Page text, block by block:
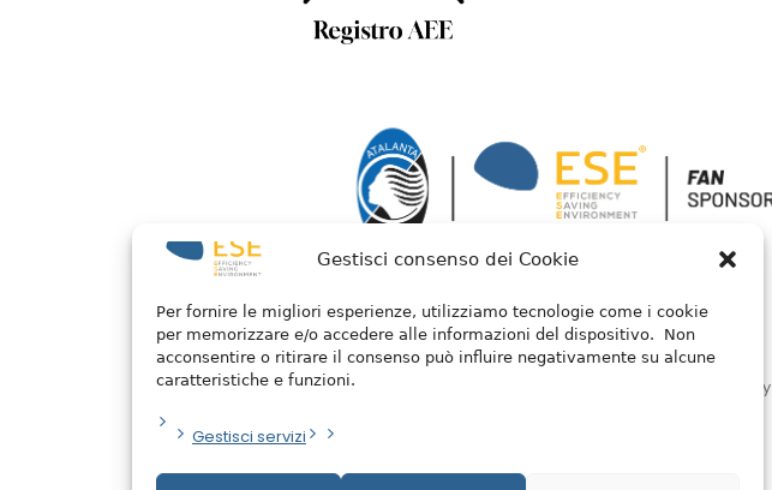
Gestisci consenso dei Cookie
Per fornire le migliori esperienze, utilizziamo tecnologie come i cookie
per memorizzare e/o accedere alle informazioni del dispositivo. Non
acconsentire o ritirare il consenso può influire negativamente su alcune
caratteristiche e funzioni.
Gestisci servizi
Privacy Policy